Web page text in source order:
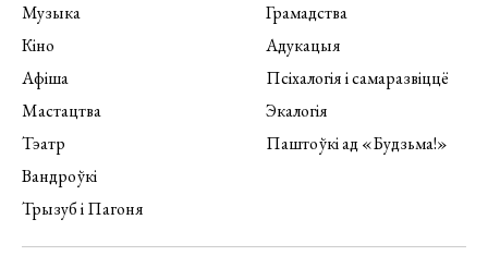
Музыка
Кіно
Афіша
Мастацтва
Тэатр
Вандроўкі
Трызуб і Пагоня
Грамадства
Адукацыя
Псіхалогія і самаразвіццё
Экалогія
Паштоўкі ад «Будзьма!»